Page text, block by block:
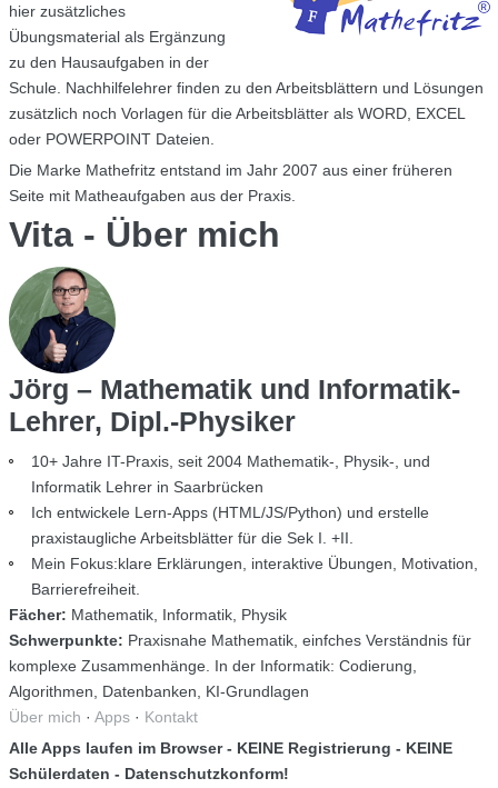
hier zusätzliches
Übungsmaterial als Ergänzung
zu den Hausaufgaben in der
Schule. Nachhilfelehrer finden zu den Arbeitsblättern und Lösungen
zusätzlich noch Vorlagen für die Arbeitsblätter als WORD, EXCEL
oder POWERPOINT Dateien.
Die Marke Mathefritz entstand im Jahr 2007 aus einer früheren
Seite mit Matheaufgaben aus der Praxis.
Vita - Über mich
Jörg – Mathematik und Informatik-
Lehrer, Dipl.-Physiker
10+ Jahre IT-Praxis, seit 2004 Mathematik-, Physik-, und
Informatik Lehrer in Saarbrücken
Ich entwickele Lern-Apps (HTML/JS/Python) und erstelle
praxistaugliche Arbeitsblätter für die Sek I. +II.
Mein Fokus:klare Erklärungen, interaktive Übungen, Motivation,
Barrierefreiheit.
Fächer: Mathematik, Informatik, Physik
Schwerpunkte: Praxisnahe Mathematik, einfches Verständnis für
komplexe Zusammenhänge. In der Informatik: Codierung,
Algorithmen, Datenbanken, KI-Grundlagen
Über mich · Apps· Kontakt
Alle Apps laufen im Browser - KEINE Registrierung - KEINE
Schülerdaten - Datenschutzkonform!